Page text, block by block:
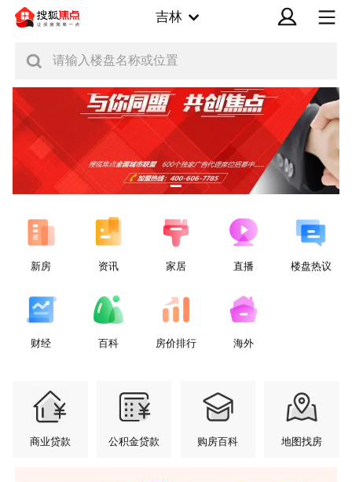
吉林
请输入楼盘名称或位置
新房 资讯 家居 直播 楼盘热议
财经 百科 房价排行 海外
商业贷款 公积金贷款 购房百科 地图找房